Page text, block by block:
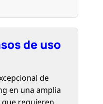
de uso
de
en una amplia